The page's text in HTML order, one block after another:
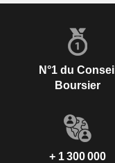
N°1 du Conseil
Boursier
+ 1 300 000